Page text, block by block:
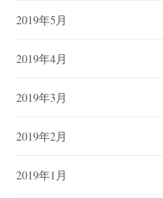
2019年5月
2019年4月
2019年3月
2019年2月
2019年1月